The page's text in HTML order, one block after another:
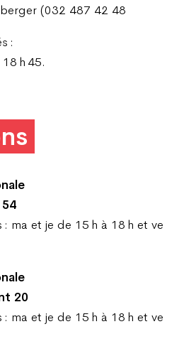
(032 487 42 48
:
h 45.
ma et je de 15 h à 18 h et ve
20
ma et je de 15 h à 18 h et ve